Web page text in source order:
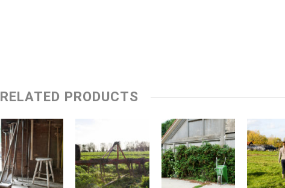
RELATED PRODUCTS